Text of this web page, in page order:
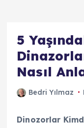
5
Nasıl
Bedri Yılmaz
Dinozorlar